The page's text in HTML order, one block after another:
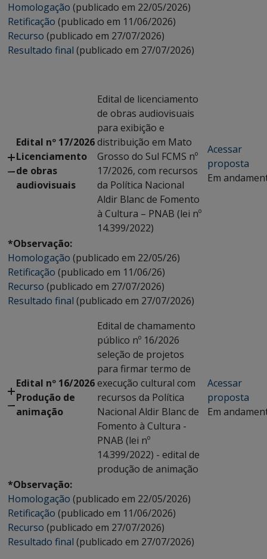
Homologação (publicado em 22/05/2026)
Retificação (publicado em 11/06/2026)
Recurso (publicado em 27/07/2026)
Resultado final (publicado em 27/07/2026)
Edital nº 17/2026
Licenciamento
de obras
audiovisuais
Edital de licenciamento
de obras audiovisuais
para exibição e
distribuição em Mato
Grosso do Sul FCMS nº
17/2026, com recursos
da Política Nacional
Aldir Blanc de Fomento
à Cultura – PNAB (lei nº
14.399/2022)
Acessar
proposta
Em
*Observação:
Homologação (publicado em 22/05/26)
Retificação (publicado em 11/06/26)
Recurso (publicado em 27/07/2026)
Resultado final (publicado em 27/07/2026)
Edital nº 16/2026
Produção de
animação
Edital de chamamento
público nº 16/2026
seleção de projetos
para firmar termo de
execução cultural com
recursos da Política
Nacional Aldir Blanc de
Fomento à Cultura -
PNAB (lei nº
14.399/2022) - edital de
produção de animação
Acessar
proposta
Em
*Observação:
Homologação (publicado em 22/05/2026)
Retificação (publicado em 11/06/2026)
Recurso (publicado em 27/07/2026)
Resultado final (publicado em 27/07/2026)